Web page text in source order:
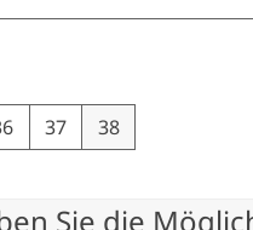
Page
37 Page
38
Sie die